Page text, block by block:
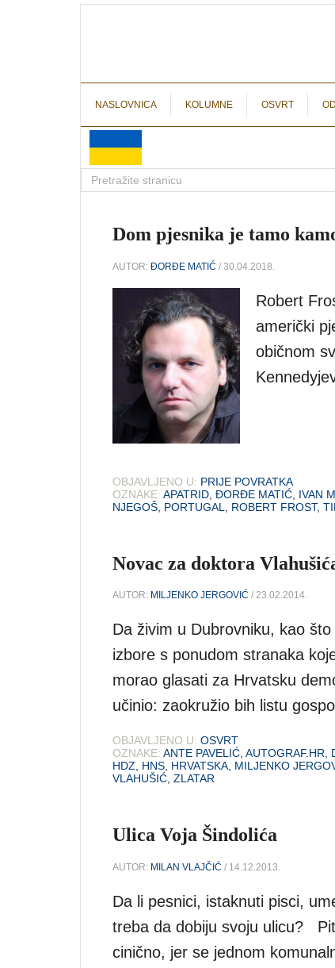
NASLOVNICA KOLUMNE OSVRT
Dom pjesnika je tamo
AUTOR: ĐORĐE MATIĆ / 30.04.2018.
Robert
američki
običnom
OBJAVLJENO U: PRIJE POVRATKA
OZNAKE: APATRID ĐORĐE MATIĆ IVAN
NJEGOŠ PORTUGAL ROBERT FROST,
Novac za doktora
AUTOR: MILJENKO JERGOVIĆ / 23.02.2014.
Da živim u Dubrovniku, kao
izbore s ponudom stranaka
morao glasati za Hrvatsku
učinio: zaokružio bih listu
OBJAVLJENO U: OSVRT
OZNAKE: ANTE PAVELIĆ, AUTOGRAF.HR,
HDZ, HNS, HRVATSKA, MILJENKO
VLAHUŠIĆ, ZLATAR
Ulica Voja Šindolića
AUTOR: MILAN VLAJČIĆ / 14.12.2013.
Da li pesnici, istaknuti pisci,
treba da dobiju svoju ulicu?
cinično, jer se jednom